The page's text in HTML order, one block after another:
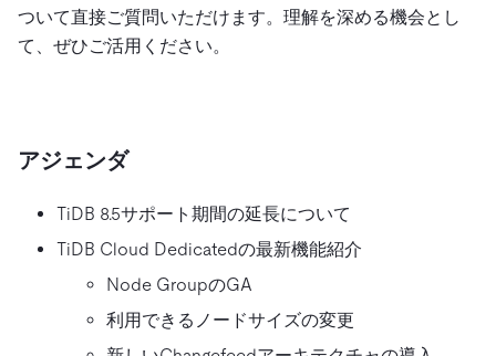
ついて直接ご質問いただけます。理解を深める機会とし
て、ぜひご活用ください。
アジェンダ
TiDB 8.5サポート期間の延長について
TiDB Cloud Dedicatedの最新機能紹介
Node GroupのGA
利用できるノードサイズの変更